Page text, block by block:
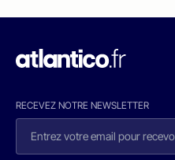
RECEVEZ NOTRE NEWSLETTER